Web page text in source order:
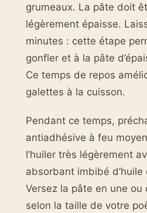
grumeaux. La pâte doit
légèrement épaisse.
minutes : cette étape
gonfler et à la pâte
Ce temps de repos
galettes à la cuisson.
Pendant ce temps,
antiadhésive à feu
l’huiler très légèrement
absorbant imbibé d’huile
Versez la pâte en une ou
selon la taille de votre